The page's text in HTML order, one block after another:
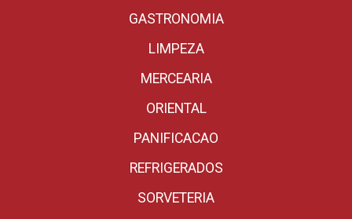
GASTRONOMIA
LIMPEZA
MERCEARIA
ORIENTAL
PANIFICACAO
REFRIGERADOS
SORVETERIA